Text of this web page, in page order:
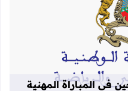
المزيد عن لوائح نهائية بأسماء
في المباراة المهنية